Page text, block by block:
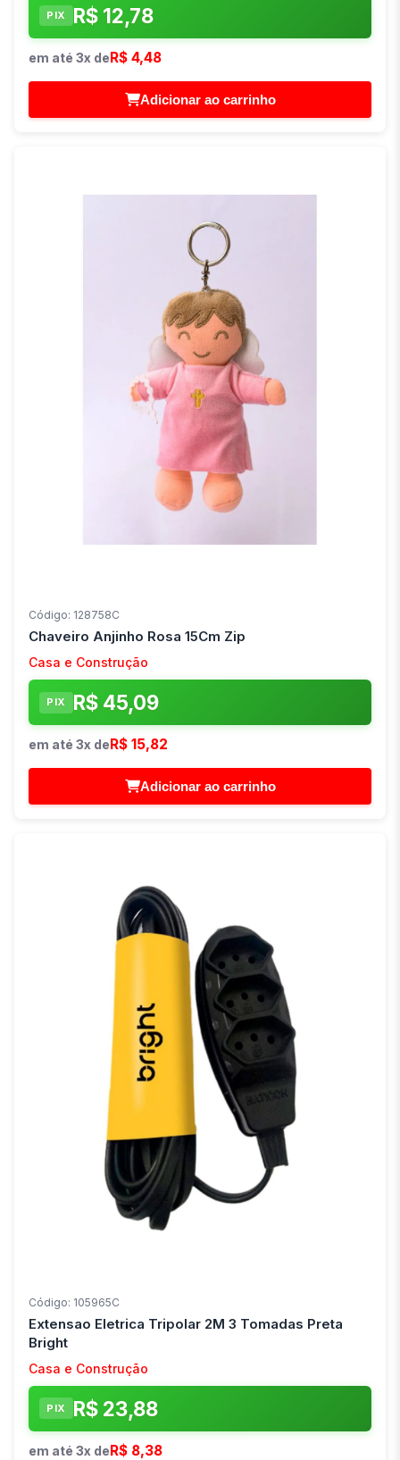
PIX R$ 12,78
em até 3x de R$ 4,48
Adicionar ao carrinho
Código: 128758C
Chaveiro Anjinho Rosa 15Cm Zip
Casa e Construção
PIX R$ 45,09
em até 3x de R$ 15,82
Adicionar ao carrinho
Código: 105965C
Extensao Eletrica Tripolar 2M 3 Tomadas Preta
Bright
Casa e Construção
PIX R$ 23,88
em até 3x deR$ 8,38